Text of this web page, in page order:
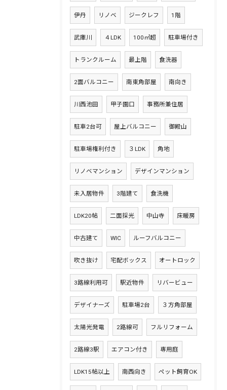
伊丹 リノベ ジークレフ 1階
武庫川 ４LDK 100㎡超 駐車場付き
トランクルーム 最上階 食洗器
2面バルコニー 南東角部屋 南向き
川西池田 甲子園口 事務所兼住居
駐車2台可 屋上バルコニー 御殿山
駐車場権利付き ３LDK 角地
リノベマンション デザインマンション
未入居物件 3階建て 食洗機
LDK20帖 二面採光 中山寺 床暖房
中古建て WIC ルーフバルコニー
吹き抜け 宅配ボックス オートロック
3路線利用可 駅近物件 リバービュー
デザイナーズ 駐車場2台 ３方角部屋
太陽光発電 2路線可 フルリフォーム
2路線3駅 エアコン付き 専用庭
LDK15帖以上 南西向き ペット飼育OK